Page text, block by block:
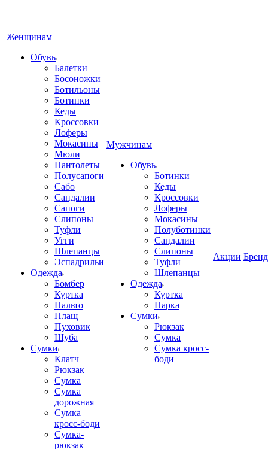
Женщинам
Обувь
Балетки
Босоножки
Ботильоны
Ботинки
Кеды
Кроссовки
Лоферы
Мокасины
Мюли
Пантолеты
Полусапоги
Сабо
Сандалии
Сапоги
Слипоны
Туфли
Угги
Шлепанцы
Эспадрильи
Одежда
Бомбер
Куртка
Пальто
Плащ
Пуховик
Шуба
Сумки
Клатч
Рюкзак
Сумка
Сумка
дорожная
Сумка
кросс-боди
Сумка-
рюкзак
Мужчинам
Обувь
Ботинки
Кеды
Кроссовки
Лоферы
Мокасины
Полуботинки
Сандалии
Слипоны
Туфли
Шлепанцы
Одежда
Куртка
Парка
Сумки
Рюкзак
Сумка
Сумка кросс-
боди
Акции